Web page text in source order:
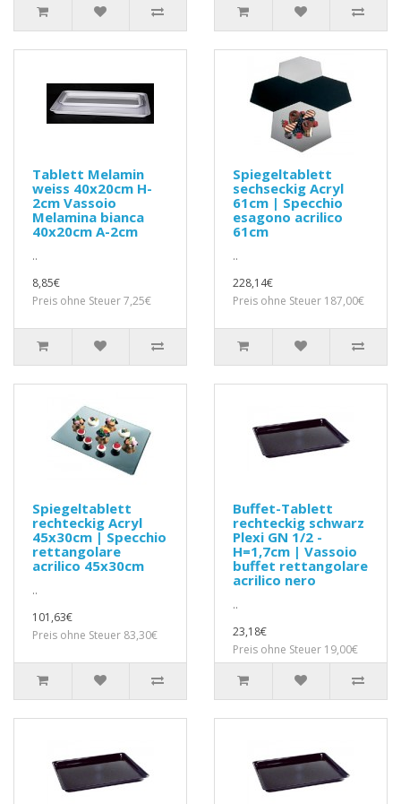
Tablett Melamin
weiss 40x20cm H-
2cm Vassoio
Melamina bianca
40x20cm A-2cm
..
8,85€
Preis ohne Steuer 7,25€
Spiegeltablett
sechseckig Acryl
61cm | Specchio
esagono acrilico
61cm
..
228,14€
Preis ohne Steuer 187,00€
Spiegeltablett
rechteckig Acryl
45x30cm | Specchio
rettangolare
acrilico 45x30cm
..
101,63€
Preis ohne Steuer 83,30€
Buffet-Tablett
rechteckig schwarz
Plexi GN 1/2 -
H=1,7cm | Vassoio
buffet rettangolare
acrilico nero
..
23,18€
Preis ohne Steuer 19,00€